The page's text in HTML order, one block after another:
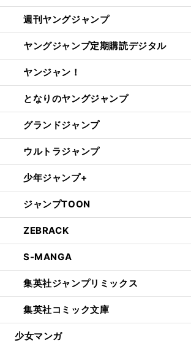
週刊ヤングジャンプ
ヤングジャンプ定期購読デジタル
ヤンジャン！
となりのヤングジャンプ
グランドジャンプ
ウルトラジャンプ
少年ジャンプ+
ジャンプTOON
ZEBRACK
S-MANGA
集英社ジャンプリミックス
集英社コミック文庫
少女マンガ